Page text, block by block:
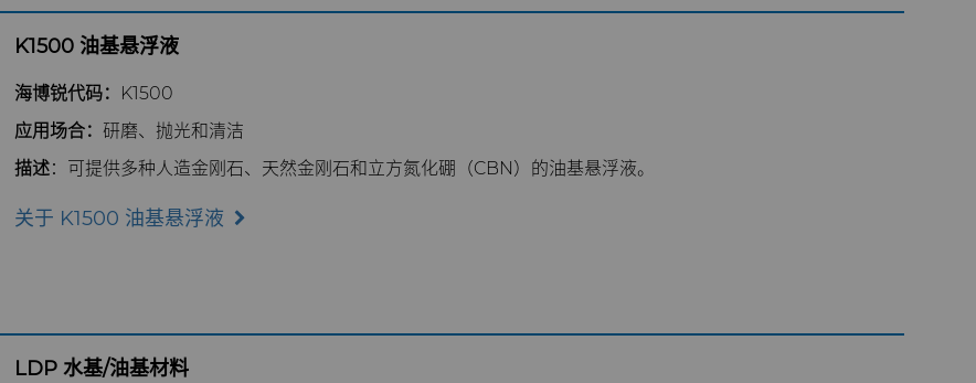
K1500 油基悬浮液
海博锐代码：
K1500
应用场合： 研磨、抛光和清洁
描述：可提供多种人造金刚石、天然金刚石和立方氮化硼（CBN）的油基悬浮液。
关于 K1500 油基悬浮液
LDP 水基/油基材料